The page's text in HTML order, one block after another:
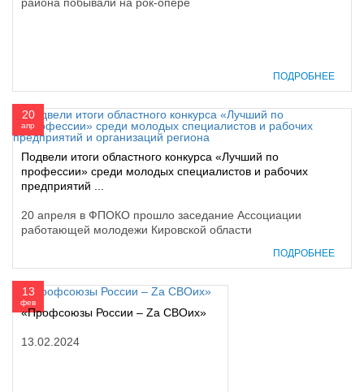
ПОДРОБНЕЕ
20
апр
Подвели итоги областного конкурса «Лучший по
профессии» среди молодых специалистов и рабочих
предприятий ...
20 апреля в ФПОКО прошло заседание Ассоциации
работающей молодежи Кировской области
ПОДРОБНЕЕ
13
фев
«Профсоюзы России – Zа СВОих»
13.02.2024